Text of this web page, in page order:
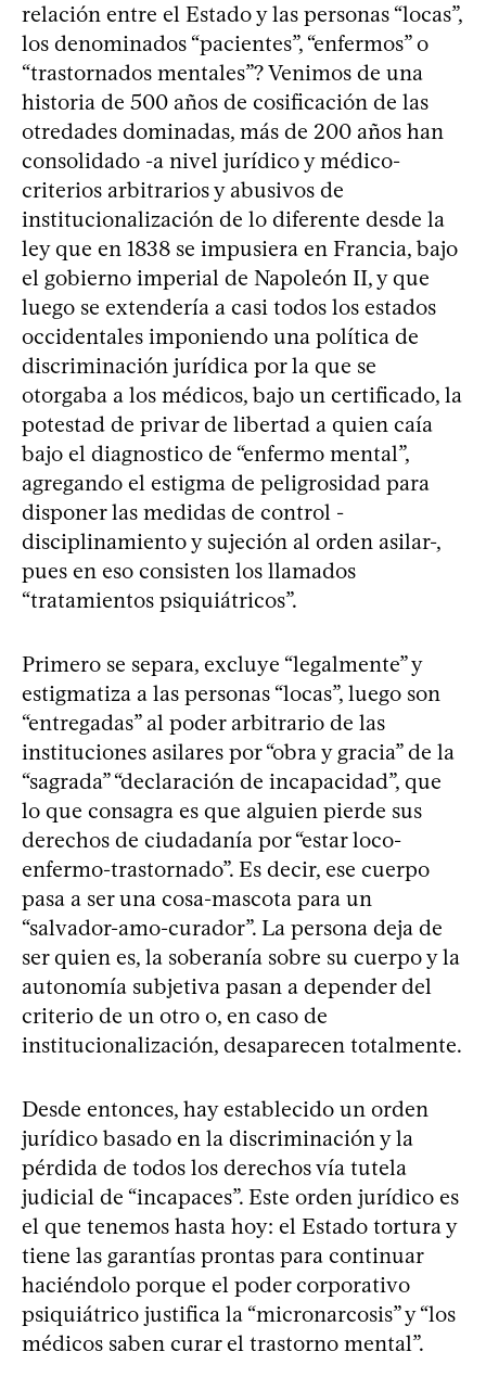
relación entre el Estado y las personas “locas”,
los denominados “pacientes”, “enfermos” o
“trastornados mentales”? Venimos de una
historia de 500 años de cosificación de las
otredades dominadas, más de 200 años han
consolidado -a nivel jurídico y médico-
criterios arbitrarios y abusivos de
institucionalización de lo diferente desde la
ley que en 1838 se impusiera en Francia, bajo
el gobierno imperial de Napoleón II, y que
luego se extendería a casi todos los estados
occidentales imponiendo una política de
discriminación jurídica por la que se
otorgaba a los médicos, bajo un certificado, la
potestad de privar de libertad a quien caía
bajo el diagnostico de “enfermo mental”,
agregando el estigma de peligrosidad para
disponer las medidas de control -
disciplinamiento y sujeción al orden asilar-,
pues en eso consisten los llamados
“tratamientos psiquiátricos”.
Primero se separa, excluye “legalmente” y
estigmatiza a las personas “locas”, luego son
“entregadas” al poder arbitrario de las
instituciones asilares por “obra y gracia” de la
“sagrada” “declaración de incapacidad”, que
lo que consagra es que alguien pierde sus
derechos de ciudadanía por “estar loco-
enfermo-trastornado”. Es decir, ese cuerpo
pasa a ser una cosa-mascota para un
“salvador-amo-curador”. La persona deja de
ser quien es, la soberanía sobre su cuerpo y la
autonomía subjetiva pasan a depender del
criterio de un otro o, en caso de
institucionalización, desaparecen totalmente.
Desde entonces, hay establecido un orden
jurídico basado en la discriminación y la
pérdida de todos los derechos vía tutela
judicial de “incapaces”. Este orden jurídico es
el que tenemos hasta hoy: el Estado tortura y
tiene las garantías prontas para continuar
haciéndolo porque el poder corporativo
psiquiátrico justifica la “micronarcosis” y “los
médicos saben curar el trastorno mental”.